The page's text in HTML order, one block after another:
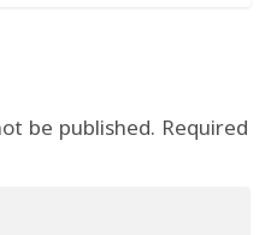
be published. Required